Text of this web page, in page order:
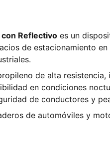
Reflectivo es un
de estacionamiento
de alta
en condiciones
de conductores y
de automóviles y